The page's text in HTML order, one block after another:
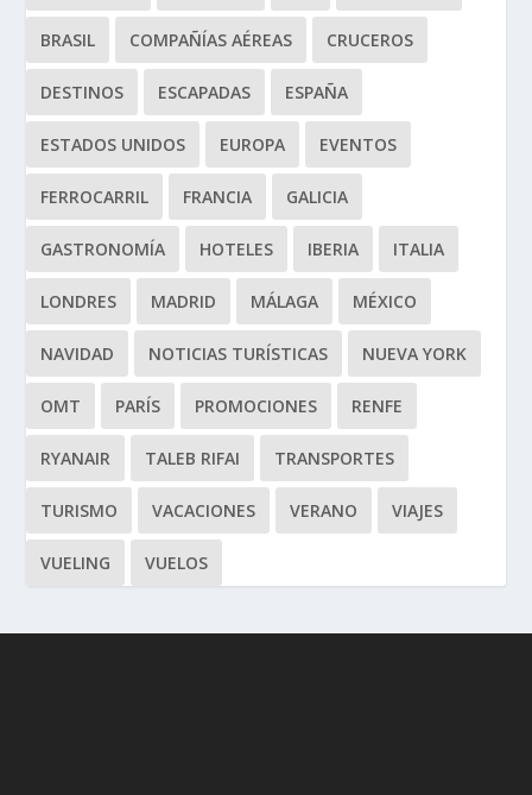
BRASIL COMPAÑÍAS AÉREAS CRUCEROS
DESTINOS ESCAPADAS ESPAÑA
ESTADOS UNIDOS EUROPA EVENTOS
FERROCARRIL FRANCIA GALICIA
GASTRONOMÍA HOTELES IBERIA ITALIA
LONDRES MADRID MÁLAGA MÉXICO
NAVIDAD NOTICIAS TURÍSTICAS NUEVA YORK
OMT PARÍS PROMOCIONES RENFE
RYANAIR TALEB RIFAI TRANSPORTES
TURISMO VACACIONES VERANO VIAJES
VUELING VUELOS